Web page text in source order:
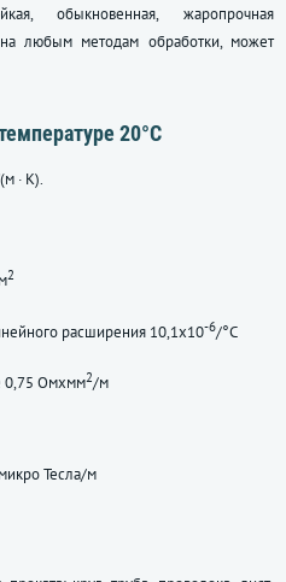
обыкновенная, жаропрочная
любым методам обработки, может
20°С
· К).
2
расширения 10,1x10-6/°C
0,75 Омxмм2/м
Тесла/м